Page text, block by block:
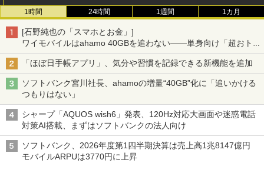
1時間 24時間 1週間 1カ月
[石野純也の「スマホとお金」]
ワイモバイルはahamo 40GBを追わない――単身向け「超おトク
割」の安さと1年限定の注意点
「ほぼ日手帳アプリ」、気分や習慣を記録できる新機能を追加
ソフトバンク宮川社長、ahamoの増量“40GB”化に「追いかける
つもりはない」
シャープ「AQUOS wish6」発表、120Hz対応大画面や迷惑電話
対策AI搭載、まずはソフトバンクの法人向け
ソフトバンク、2026年度第1四半期決算は売上高1兆8147億円
モバイルARPUは3770円に上昇